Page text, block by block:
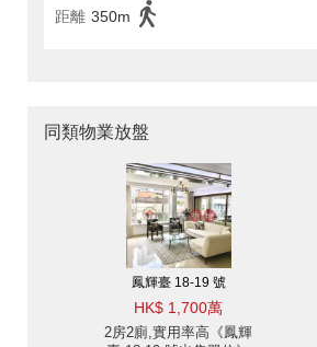
距離 350m
同類物業放盤
鳳輝臺 18-19 號
HK$ 1,700萬
2房2廁,實用率高《鳳輝